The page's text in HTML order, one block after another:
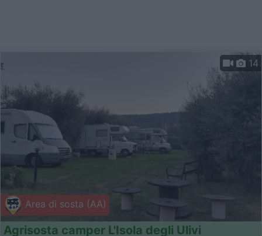
Area di sosta (AA)
14
Agrisosta camper L'Isola degli Ulivi